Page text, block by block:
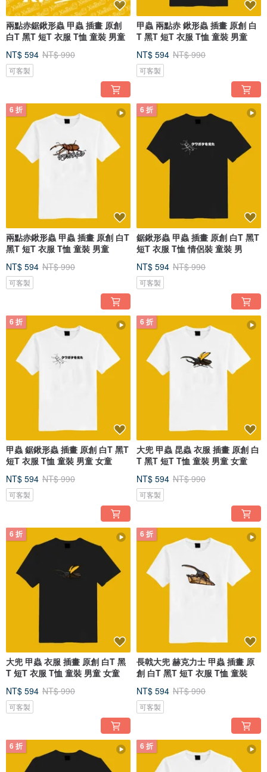
兩點赤鋸鍬形蟲 甲蟲 插畫 原創
白T 黑T 短T 衣服 T恤 童裝 男童
NT$ 594 NT$ 990
可客製
甲蟲 兩點赤 鍬形蟲 插畫 原創 白
T 黑T 短T 衣服 T恤 童裝 男童
NT$ 594 NT$ 990
可客製
6 折
兩點赤鍬形蟲 甲蟲 插畫 原創 白T
黑T 短T 衣服 T恤 童裝 男童
NT$ 594 NT$ 990
可客製
6 折
鋸鍬形蟲 甲蟲 插畫 原創 白T 黑T
短T 衣服 T恤 情侶裝 童裝 男
NT$ 594 NT$ 990
可客製
6 折
甲蟲 鋸鍬形蟲 插畫 原創 白T 黑T
短T 衣服 T恤 童裝 男童 女童
NT$ 594 NT$ 990
可客製
6 折
大兜 甲蟲 昆蟲 衣服 插畫 原創 白
T 黑T 短T T恤 童裝 男童 女童
NT$ 594 NT$ 990
可客製
6 折
大兜 甲蟲 衣服 插畫 原創 白T 黑
T 短T 衣服 T恤 童裝 男童 女童
NT$ 594 NT$ 990
可客製
6 折
長戟大兜 赫克力士 甲蟲 插畫 原
創 白T 黑T 短T 衣服 T恤 童裝
NT$ 594 NT$ 990
可客製
6 折 6 折